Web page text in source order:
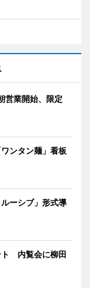
営業開始、限定
ンタン麺」看板
ーシブ」形式導
ト 内覧会に柳田